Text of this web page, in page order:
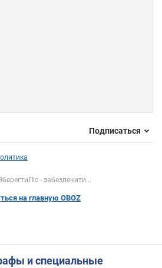
Подписаться
- забезпечити...
на главную OBOZ
и специальные